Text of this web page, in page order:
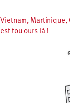
Vietnam, Martinique,
est toujours là !